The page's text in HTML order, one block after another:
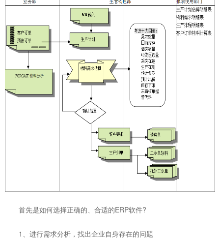
首先是如何选择正确的、合适的ERP软件?
1、进行需求分析，找出企业自身存在的问题